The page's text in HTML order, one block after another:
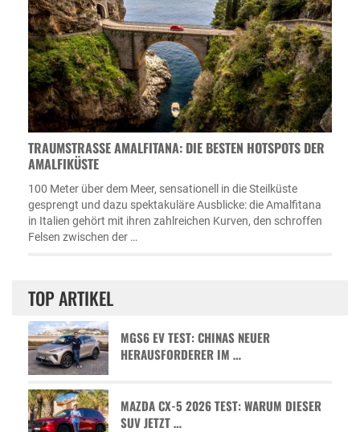
TRAUMSTRASSE AMALFITANA: DIE BESTEN HOTSPOTS DER A
MALFIKÜSTE
100 Meter über dem Meer, sensationell in die Steilküste
gesprengt und dazu spektakuläre Ausblicke: die Amalfitana
in Italien gehört mit ihren zahlreichen Kurven, den schroffen
Felsen zwischen der …
TOP ARTIKEL
MGS6 EV TEST: CHINAS NEUER
HERAUSFORDERER IM …
MAZDA CX-5 2026 TEST: WARUM DIESER
SUV JETZT …